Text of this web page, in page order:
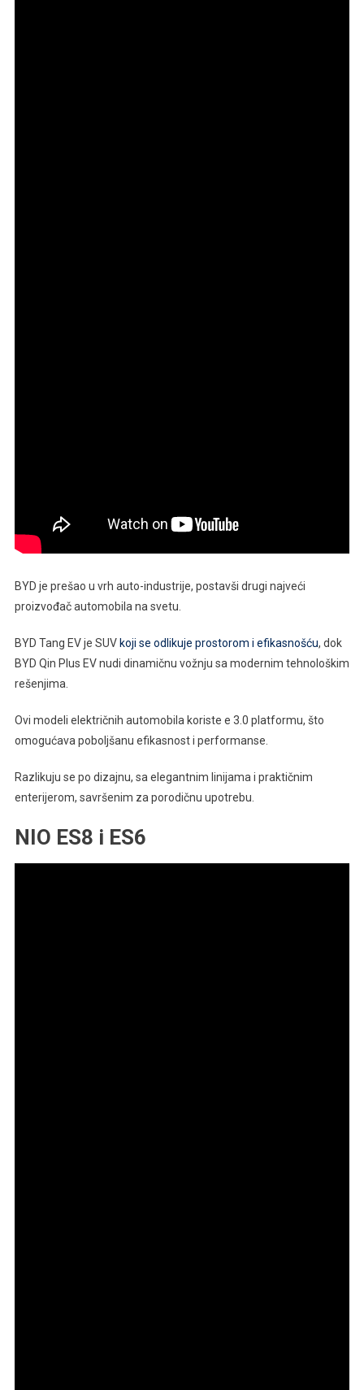
BYD je prešao u vrh auto-industrije, postavši drugi najveći
proizvođač automobila na svetu.
BYD Tang EV je SUV koji se odlikuje prostorom i efikasnošću, dok
BYD Qin Plus EV nudi dinamičnu vožnju sa modernim tehnološkim
rešenjima.
Ovi modeli električnih automobila koriste e 3.0 platformu, što
omogućava poboljšanu efikasnost i performanse.
Razlikuju se po dizajnu, sa elegantnim linijama i praktičnim
enterijerom, savršenim za porodičnu upotrebu.
NIO ES8 i ES6